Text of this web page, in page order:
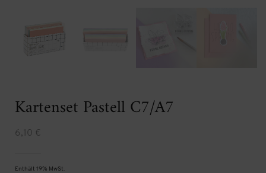
Kartenset Pastell C7/A7
6,10 €
Enthält 19% MwSt.